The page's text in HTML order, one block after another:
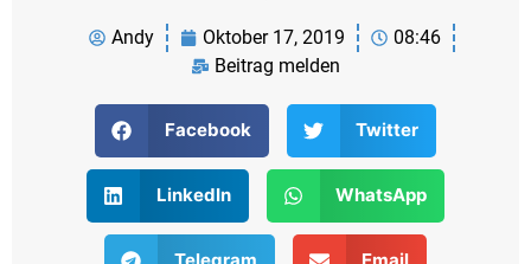
Andy Oktober 17, 2019
08:46
Beitrag melden
Facebook Twitter
LinkedIn WhatsApp